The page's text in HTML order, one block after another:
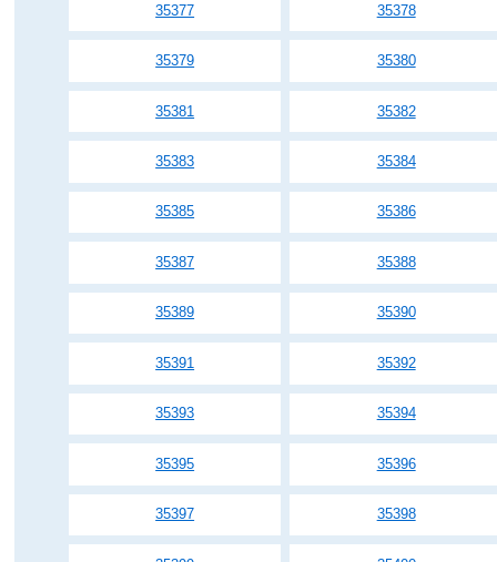
35377 35378
35379 35380
35381 35382
35383 35384
35385 35386
35387 35388
35389 35390
35391 35392
35393 35394
35395 35396
35397 35398